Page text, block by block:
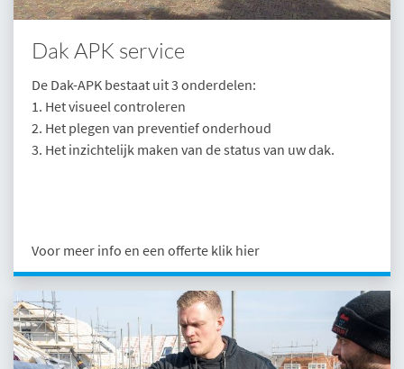
Dak APK service
De Dak-APK bestaat uit 3 onderdelen:
1. Het visueel controleren
2. Het plegen van preventief onderhoud
3. Het inzichtelijk maken van de status van uw dak.
Voor meer info en een offerte klik hier